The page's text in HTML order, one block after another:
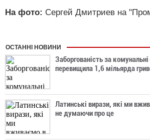
На фото: Сергей Дмитриев на
ОСТАННІ НОВИНИ
Заборгованість за комунальні
перевищила 1,6 мільярда
Латинські вирази, які ми
не думаючи про це